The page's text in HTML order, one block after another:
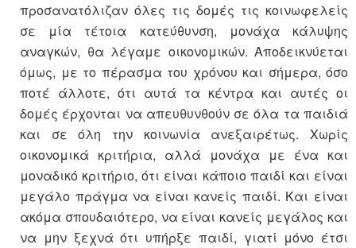
προσανατόλιζαν όλες τις δομές τις κοινωφελείς
σε μία τέτοια κατεύθυνση, μονάχα κάλυψης
αναγκών, θα λέγαμε οικονομικών. Αποδεικνύεται
όμως, με το πέρασμα του χρόνου και σήμερα, όσο
ποτέ άλλοτε, ότι αυτά τα κέντρα και αυτές οι
δομές έρχονται να απευθυνθούν σε όλα τα παιδιά
και σε όλη την κοινωνία ανεξαιρέτως. Χωρίς
οικονομικά κριτήρια, αλλά μονάχα με ένα και
μοναδικό κριτήριο, ότι είναι κάποιο παιδί και είναι
μεγάλο πράγμα να είναι κανείς παιδί. Και είναι
ακόμα σπουδαιότερο, να είναι κανείς μεγάλος και
να μην ξεχνά ότι υπήρξε παιδί, γιατί μόνο έτσι